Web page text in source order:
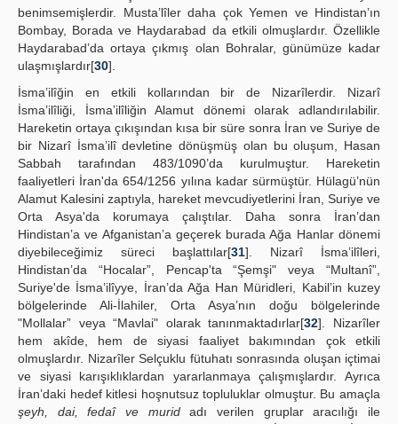
benimsemişlerdir. Musta’lîler daha çok Yemen ve Hindistan’ın
Bombay, Borada ve Haydarabad da etkili olmuşlardır. Özellikle
Haydarabad’da ortaya çıkmış olan Bohralar, günümüze kadar
ulaşmışlardır[30].
İsma’ilîğin en etkili kollarından bir de Nizarîlerdir. Nizarî
İsma’ilîliği, İsma’ilîliğin Alamut dönemi olarak adlandırılabilir.
Hareketin ortaya çıkışından kısa bir süre sonra İran ve Suriye de
bir Nizarî İsma’ilî devletine dönüşmüş olan bu oluşum, Hasan
Sabbah tarafından 483/1090’da kurulmuştur. Hareketin
faaliyetleri İran'da 654/1256 yılına kadar sürmüştür. Hülagü’nün
Alamut Kalesini zaptıyla, hareket mevcudiyetlerini İran, Suriye ve
Orta Asya'da korumaya çalıştılar. Daha sonra İran’dan
Hindistan’a ve Afganistan’a geçerek burada Ağa Hanlar dönemi
diyebileceğimiz süreci başlattılar[31]. Nizarî İsma’ilîleri,
Hindistan’da “Hocalar”, Pencap'ta “Şemşi" veya “Multanî”,
Suriye'de İsma’ilîyye, İran’da Ağa Han Müridleri, Kabil’in kuzey
bölgelerinde Ali-İlahiler, Orta Asya’nın doğu bölgelerinde
"Mollalar” veya “Mavlai" olarak tanınmaktadırlar[32]. Nizarîler
hem akîde, hem de siyasi faaliyet bakımından çok etkili
olmuşlardır. Nizarîler Selçuklu fütuhatı sonrasında oluşan içtimai
ve siyasi karışıklıklardan yararlanmaya çalışmışlardır. Ayrıca
İran’daki hedef kitlesi hoşnutsuz topluluklar olmuştur. Bu amaçla
şeyh, dai, fedaî ve muridadı verilen gruplar aracılığı ile